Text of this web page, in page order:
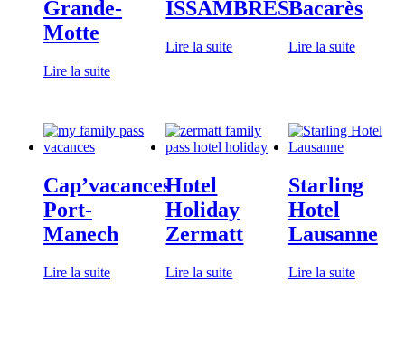
Grande-
Motte
Lire la suite
ISSAMBRES
Lire la suite
Bacarès
Lire la suite
Cap’vacances
Port-
Manech
Lire la suite
Hotel
Holiday
Zermatt
Lire la suite
Starling
Hotel
Lausanne
Lire la suite